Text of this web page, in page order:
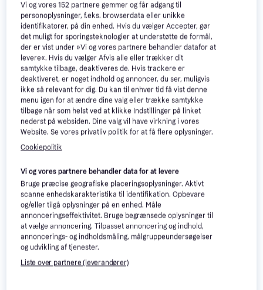
Nobby Soft Grip Harness
59 kr.
Eller 3 betalinger af 20 kr.
6 butikker
Nobby Redningsvest Sharki
M 35 cm Pink
211 kr.
Trender
Nobby Josi Hundekurv
Vi og vores152 partnere gemmer og får adgang til
personoplysninger, f.eks. browserdata eller unikke
identifikatorer, på din enhed. Hvis du vælger Accepter, gør
det muligt for sporingsteknologier at understøtte de formål,
der er vist under »Vi og vores partnere behandler datafor at
levere«. Hvis du vælger Afvis alle eller trækker dit
samtykke tilbage, deaktiveres de. Hvis trackere er
deaktiveret, er noget indhold og annoncer, du ser, muligvis
ikke så relevant for dig. Du kan til enhver tid få vist denne
menu igen for at ændre dine valg eller trække samtykke
tilbage når som helst ved at klikke Indstillinger på linket
nederst på websiden. Dine valg vil have virkning i vores
Website. Se vores privatliv politik for at få flere oplysninger.
Cookiepolitik
Vi og vores partnere behandler data for at levere
Bruge præcise geografiske placeringsoplysninger. Aktivt
scanne enhedskarakteristika til identifikation. Opbevare
og/eller tilgå oplysninger på en enhed. Måle
annonceringseffektivitet. Bruge begrænsede oplysninger til
at vælge annoncering. Tilpasset annoncering og indhold,
annoncerings- og indholdsmåling, målgruppeundersøgelser
og udvikling af tjenester.
Liste over partnere (leverandører)